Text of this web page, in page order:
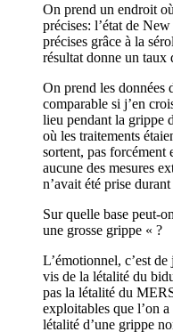
On prend un endroit
précises: l’état de
précises grâce à la
résultat donne un taux
On prend les données
comparable si j’en
lieu pendant la grippe
où les traitements
sortent, pas forcément
aucune des mesures
n’avait été prise
Sur quelle base peut-
une grosse grippe « ?
L’émotionnel, c’est
vis de la létalité du
pas la létalité du
exploitables que l’on
létalité d’une grippe